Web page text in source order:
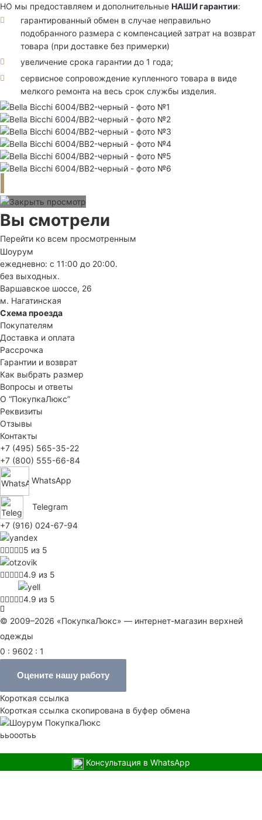
НО мы предоставляем и дополнительные НАШИ гарантии:
гарантированный обмен в случае неправильно
подобранного размера с компенсацией затрат на возврат
товара (при доставке без примерки)
увеличение срока гарантии до 1 года;
сервисное сопровождение купленного товара в виде
мелкого ремонта на весь срок службы изделия.
Вы смотрели
Перейти ко всем просмотренным
Шоурум
ежедневно: с 11:00 до 20:00.
без выходных.
Варшавское шоссе, 26
м. Нагатинская
Схема проезда
Покупателям
Доставка и оплата
Рассрочка
Гарантии и возврат
Как выбрать размер
Вопросы и ответы
О “ПокупкаЛюкс”
Реквизиты
Отзывы
Контакты
+7 (495) 565-35-22
+7 (800) 555-66-84
WhatsApp
Telegram
+7 (916) 024-67-94
5 из 5
4.9 из 5
4.9 из 5
© 2009–2026 «ПокупкаЛюкс» — интернет-магазин верхней
одежды
0 : 9602 : 1
Оцените нашу работу
Короткая ссылка
Короткая ссылка скопирована в буфер обмена
ььооотьь
Консультация в WhatsApp